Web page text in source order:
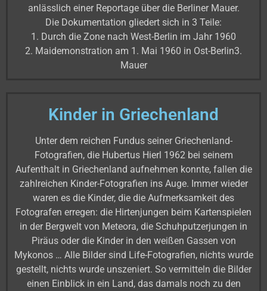
anlässlich einer Reportage über die Berliner Mauer.
Die Dokumentation gliedert sich in 3 Teile:
1. Durch die Zone nach West-Berlin im Jahr 1960
2. Maidemonstration am 1. Mai 1960 in Ost-Berlin3.
Mauer
Kinder in Griechenland
Unter dem reichen Fundus seiner Griechenland-
Fotografien, die Hubertus Hierl 1962 bei seinem
Aufenthalt in Griechenland aufnehmen konnte, fallen die
zahlreichen Kinder-Fotografien ins Auge. Immer wieder
waren es die Kinder, die die Aufmerksamkeit des
Fotografen erregen: die Hirtenjungen beim Kartenspielen
in der Bergwelt von Meteora, die Schuhputzerjungen in
Piräus oder die Kinder in den weißen Gassen von
Mykonos … Alle Bilder sind Life-Fotografien, nichts wurde
gestellt, nichts wurde unszeniert. So vermitteln die Bilder
einen Einblick in ein Land, das damals noch zu den